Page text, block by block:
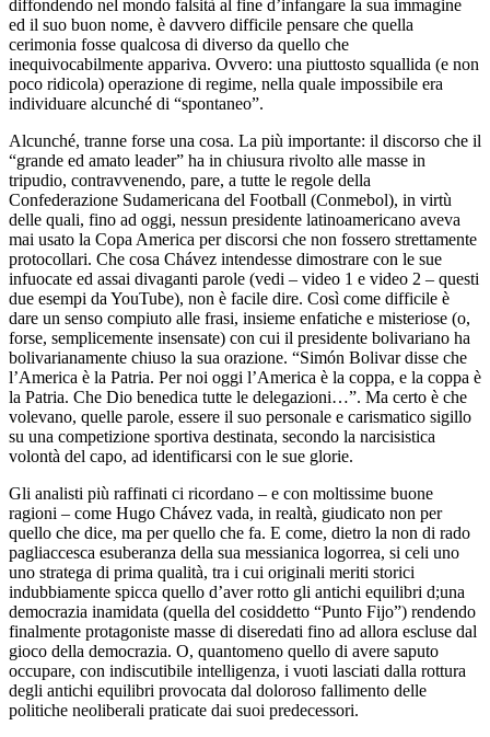
diffondendo nel mondo falsità al fine d’infangare la sua immagine
ed il suo buon nome, è davvero difficile pensare che quella
cerimonia fosse qualcosa di diverso da quello che
inequivocabilmente appariva. Ovvero: una piuttosto squallida (e non
poco ridicola) operazione di regime, nella quale impossibile era
individuare alcunché di “spontaneo”.
Alcunché, tranne forse una cosa. La più importante: il discorso che il
“grande ed amato leader” ha in chiusura rivolto alle masse in
tripudio, contravvenendo, pare, a tutte le regole della
Confederazione Sudamericana del Football (Conmebol), in virtù
delle quali, fino ad oggi, nessun presidente latinoamericano aveva
mai usato la Copa America per discorsi che non fossero strettamente
protocollari. Che cosa Chávez intendesse dimostrare con le sue
infuocate ed assai divaganti parole (vedi – video 1 e video 2 – questi
due esempi da YouTube), non è facile dire. Così come difficile è
dare un senso compiuto alle frasi, insieme enfatiche e misteriose (o,
forse, semplicemente insensate) con cui il presidente bolivariano ha
bolivarianamente chiuso la sua orazione. “Simón Bolivar disse che
l’America è la Patria. Per noi oggi l’America è la coppa, e la coppa è
la Patria. Che Dio benedica tutte le delegazioni…”. Ma certo è che
volevano, quelle parole, essere il suo personale e carismatico sigillo
su una competizione sportiva destinata, secondo la narcisistica
volontà del capo, ad identificarsi con le sue glorie.
Gli analisti più raffinati ci ricordano – e con moltissime buone
ragioni – come Hugo Chávez vada, in realtà, giudicato non per
quello che dice, ma per quello che fa. E come, dietro la non di rado
pagliaccesca esuberanza della sua messianica logorrea, si celi uno
uno stratega di prima qualità, tra i cui originali meriti storici
indubbiamente spicca quello d’aver rotto gli antichi equilibri d;una
democrazia inamidata (quella del cosiddetto “Punto Fijo”) rendendo
finalmente protagoniste masse di diseredati fino ad allora escluse dal
gioco della democrazia. O, quantomeno quello di avere saputo
occupare, con indiscutibile intelligenza, i vuoti lasciati dalla rottura
degli antichi equilibri provocata dal doloroso fallimento delle
politiche neoliberali praticate dai suoi predecessori.